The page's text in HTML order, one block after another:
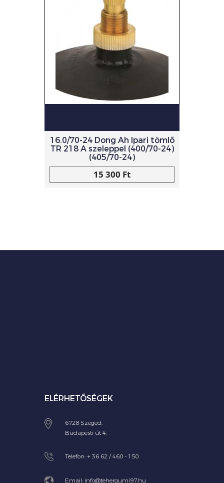
16.0/70-24 Dong Ah Ipari tömlő
TR 218 A szeleppel (400/70-24)
(405/70-24)
15 300 Ft
ELÉRHETŐSÉGEK
6728 Szeged,
Budapesti út 4.
Telefon: + 36 62 / 460 - 150
Email: info@tehergumi97.hu